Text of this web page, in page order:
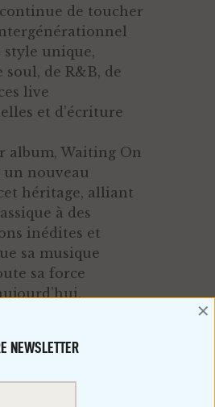
continue de toucher
style unique,
soul, de R&B, de
live
et d’écriture
album, Waiting On
un nouveau
héritage, alliant
à des
inédites et
sa musique
sa force
THE GAMBLERS
la nuit
NEWSLETTER
×